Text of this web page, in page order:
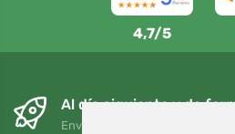
4,7/5
Al día siguiente y de
Envío gratuito para pedidos